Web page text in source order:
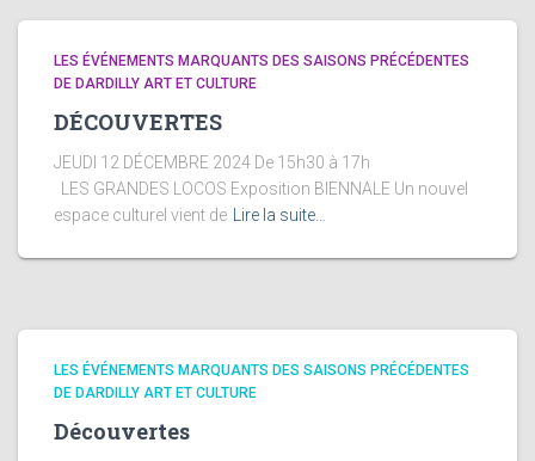
LES ÉVÉNEMENTS MARQUANTS DES SAISONS PRÉCÉDENTES
DE DARDILLY ART ET CULTURE
DÉCOUVERTES
JEUDI 12 DÉCEMBRE 2024 De 15h30 à 17h
LES GRANDES LOCOS Exposition BIENNALE Un nouvel
espace culturel vient de
Lire la suite…
LES ÉVÉNEMENTS MARQUANTS DES SAISONS PRÉCÉDENTES
DE DARDILLY ART ET CULTURE
Découvertes